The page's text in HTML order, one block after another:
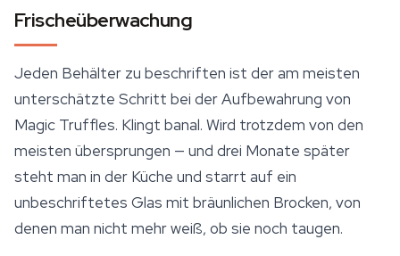
Frischeüberwachung
Jeden Behälter zu beschriften ist der am meisten
unterschätzte Schritt bei der Aufbewahrung von
Magic Truffles. Klingt banal. Wird trotzdem von den
meisten übersprungen — und drei Monate später
steht man in der Küche und starrt auf ein
unbeschriftetes Glas mit bräunlichen Brocken, von
denen man nicht mehr weiß, ob sie noch taugen.